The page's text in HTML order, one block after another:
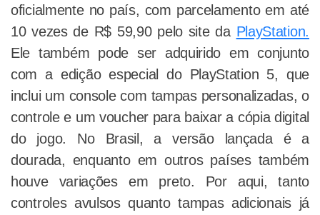
oficialmente no país, com parcelamento em até
10 vezes de R$ 59,90 pelo site da PlayStation.
Ele também pode ser adquirido em conjunto
com a edição especial do PlayStation 5, que
inclui um console com tampas personalizadas, o
controle e um voucher para baixar a cópia digital
do jogo. No Brasil, a versão lançada é a
dourada, enquanto em outros países também
houve variações em preto. Por aqui, tanto
controles avulsos quanto tampas adicionais já